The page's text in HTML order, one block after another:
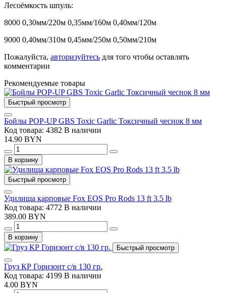
Лесоёмкость шпуль:
8000 0,30мм/220м 0,35мм/160м 0,40мм/120м
9000 0,40мм/310м 0,45мм/250м 0,50мм/210м
Пожалуйста, авторизуйтесь для того чтобы оставлять
комментарии
Рекомендуемые товары
Быстрый просмотр
Бойлы POP-UP GBS Toxic Garlic Токсичный чеснок 8 мм
Код товара: 4382 В наличии
14.90 BYN
В корзину
Быстрый просмотр
Удилища карповые Fox EOS Pro Rods 13 ft 3.5 lb
Код товара: 4772 В наличии
389.00 BYN
В корзину
Быстрый просмотр
Груз КР Горизонт с/в 130 гр.
Код товара: 4199 В наличии
4.00 BYN